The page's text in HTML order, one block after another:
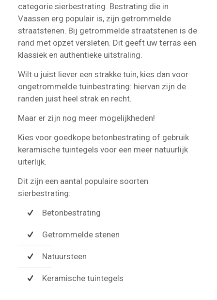
categorie sierbestrating. Bestrating die in
Vaassen erg populair is, zijn getrommelde
straatstenen. Bij getrommelde straatstenen is de
rand met opzet versleten. Dit geeft uw terras een
klassiek en authentieke uitstraling.
Wilt u juist liever een strakke tuin, kies dan voor
ongetrommelde tuinbestrating: hiervan zijn de
randen juist heel strak en recht.
Maar er zijn nog meer mogelijkheden!
Kies voor goedkope betonbestrating of gebruik
keramische tuintegels voor een meer natuurlijk
uiterlijk.
Dit zijn een aantal populaire soorten
sierbestrating:
Betonbestrating
Getrommelde stenen
Natuursteen
Keramische tuintegels